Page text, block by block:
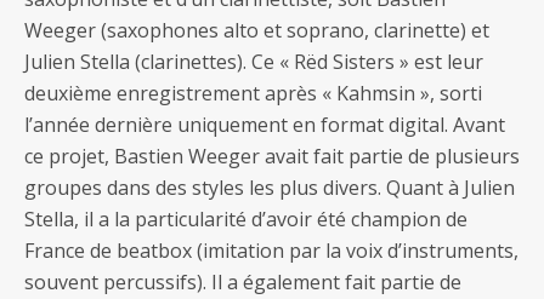
Weeger (saxophones alto et soprano, clarinette) et
Julien Stella (clarinettes). Ce « Rëd Sisters » est leur
deuxième enregistrement après « Kahmsin », sorti
l’année dernière uniquement en format digital. Avant
ce projet, Bastien Weeger avait fait partie de plusieurs
groupes dans des styles les plus divers. Quant à Julien
Stella, il a la particularité d’avoir été champion de
France de beatbox (imitation par la voix d’instruments,
souvent percussifs). Il a également fait partie de